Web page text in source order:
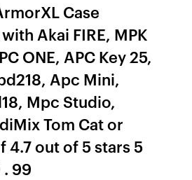
Case
Akai FIRE, MPK
ONE, APC Key 25,
Apc Mini,
Mpc Studio,
Tom Cat or
4.7 out of 5 stars 5
99